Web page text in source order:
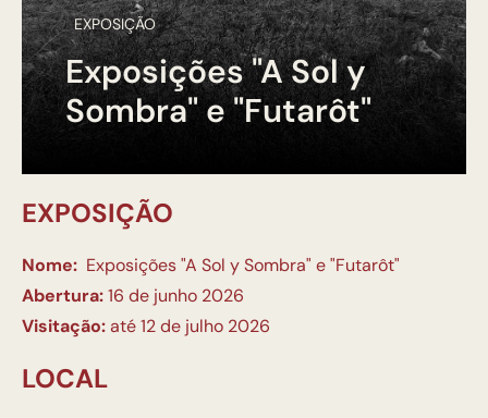
EXPOSIÇÃO
Exposições "A Sol y
Sombra" e "Futarôt"
EXPOSIÇÃO
Nome: Exposições "A Sol y Sombra" e "Futarôt"
Abertura:16 de junho 2026
Visitação:até 12 de julho 2026
LOCAL